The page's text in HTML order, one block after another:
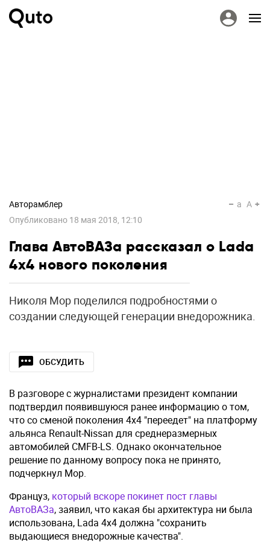
Авторамблер
Опубликовано 18 мая 2018, 12:10
a A
Глава АвтоВАЗа рассказал о Lada
4x4 нового поколения
Николя Мор поделился подробностями о
создании следующей генерации внедорожника.
ОБСУДИТЬ
В разговоре с журналистами президент компании
подтвердил появившуюся ранее информацию о том,
что со сменой поколения 4x4 "переедет" на платформу
альянса Renault-Nissan для среднеразмерных
автомобилей CMFB-LS. Однако окончательное
решение по данному вопросу пока не принято,
подчеркнул Мор.
Француз, который вскоре покинет пост главы
АвтоВАЗа, заявил, что какая бы архитектура ни была
использована, Lada 4x4 должна "сохранить
выдающиеся внедорожные качества".